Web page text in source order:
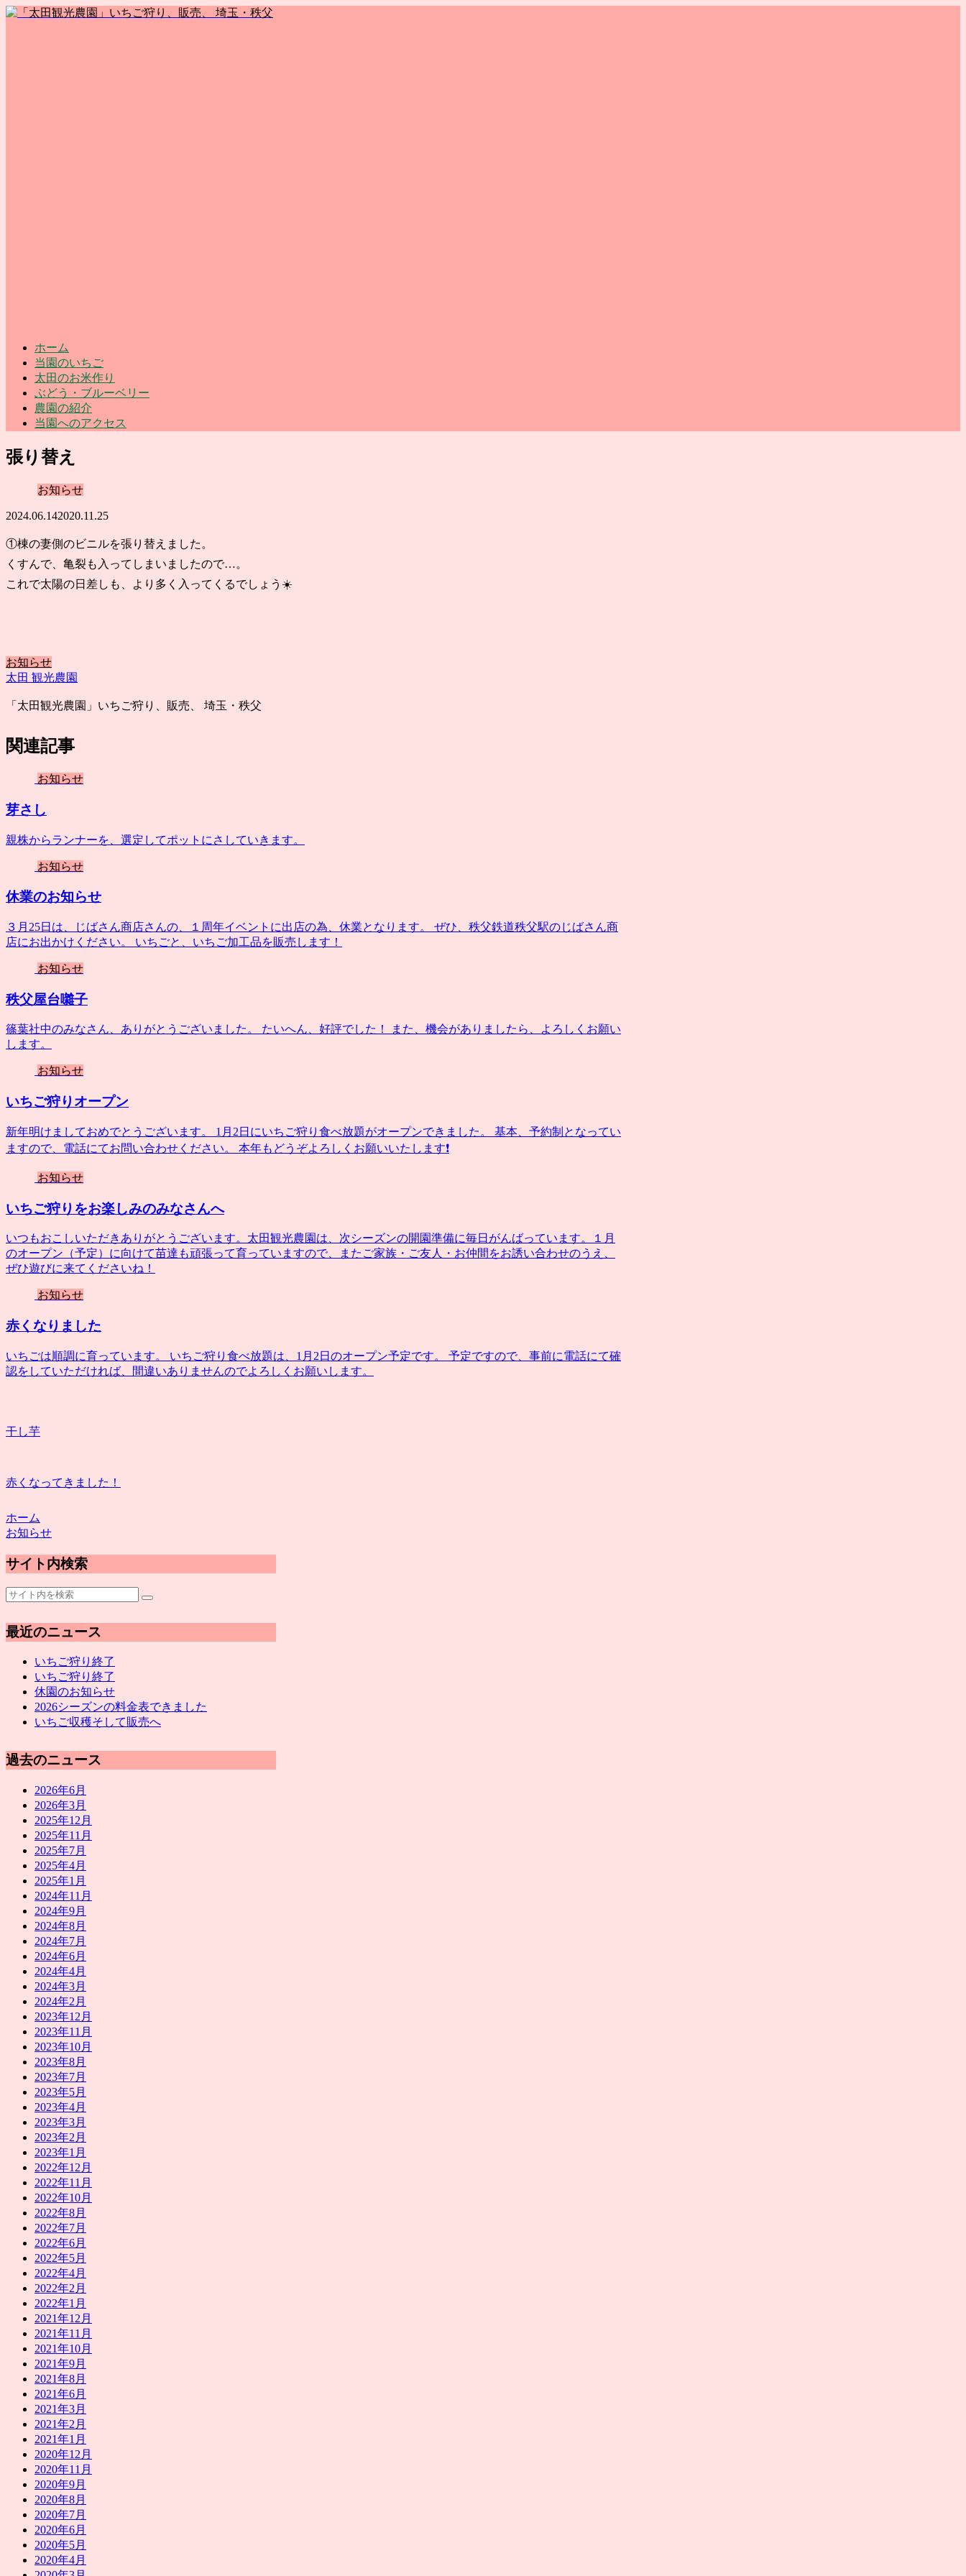
ホーム
当園のいちご
太田のお米作り
ぶどう・ブルーベリー
農園の紹介
当園へのアクセス
張り替え
お知らせ
2024.06.142020.11.25
①棟の妻側のビニルを張り替えました。
くすんで、亀裂も入ってしまいましたので…。
これで太陽の日差しも、より多く入ってくるでしょう☀️
お知らせ
太田 観光農園
「太田観光農園」いちご狩り、販売、 埼玉・秩父
関連記事
お知らせ
芽さし
親株からランナーを、選定してポットにさしていきます。
お知らせ
休業のお知らせ
３月25日は、じばさん商店さんの、１周年イベントに出店の為、休業となります。 ぜひ、秩父鉄道秩父駅のじばさん商
店にお出かけください。 いちごと、いちご加工品を販売します！
お知らせ
秩父屋台囃子
篠葉社中のみなさん、ありがとうございました。 たいへん、好評でした！ また、機会がありましたら、よろしくお願い
します。
お知らせ
いちご狩りオープン
新年明けましておめでとうございます。 1月2日にいちご狩り食べ放題がオープンできました。 基本、予約制となってい
ますので、電話にてお問い合わせください。 本年もどうぞよろしくお願いいたします❗️
お知らせ
いちご狩りをお楽しみのみなさんへ
いつもおこしいただきありがとうございます。太田観光農園は、次シーズンの開園準備に毎日がんばっています。１月
のオープン（予定）に向けて苗達も頑張って育っていますので、またご家族・ご友人・お仲間をお誘い合わせのうえ、
ぜひ遊びに来てくださいね！
お知らせ
赤くなりました
いちごは順調に育っています。 いちご狩り食べ放題は、1月2日のオープン予定です。 予定ですので、事前に電話にて確
認をしていただければ、間違いありませんのでよろしくお願いします。
干し芋
赤くなってきました！
ホーム
お知らせ
サイト内検索
最近のニュース
いちご狩り終了
いちご狩り終了
休園のお知らせ
2026シーズンの料金表できました
いちご収穫そして販売へ
過去のニュース
2026年6月
2026年3月
2025年12月
2025年11月
2025年7月
2025年4月
2025年1月
2024年11月
2024年9月
2024年8月
2024年7月
2024年6月
2024年4月
2024年3月
2024年2月
2023年12月
2023年11月
2023年10月
2023年8月
2023年7月
2023年5月
2023年4月
2023年3月
2023年2月
2023年1月
2022年12月
2022年11月
2022年10月
2022年8月
2022年7月
2022年6月
2022年5月
2022年4月
2022年2月
2022年1月
2021年12月
2021年11月
2021年10月
2021年9月
2021年8月
2021年6月
2021年3月
2021年2月
2021年1月
2020年12月
2020年11月
2020年9月
2020年8月
2020年7月
2020年6月
2020年5月
2020年4月